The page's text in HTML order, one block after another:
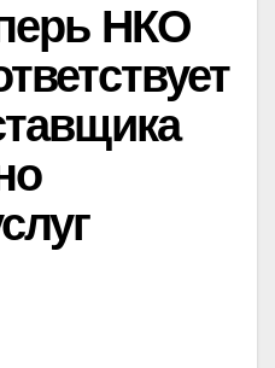
НКО